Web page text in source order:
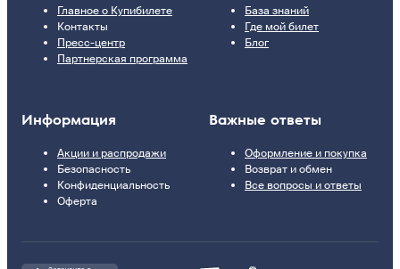
Главное о Купибилете
Контакты
Пресс-центр
Партнерская программа
База знаний
Где мой билет
Блог
Информация
Акции и распродажи
Безопасность
Конфиденциальность
Оферта
Важные ответы
Оформление и покупка
Возврат и обмен
Все вопросы и ответы